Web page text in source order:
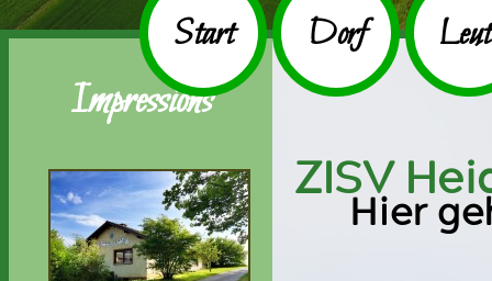
Start Dorf
Impressions
ZISV
Hier